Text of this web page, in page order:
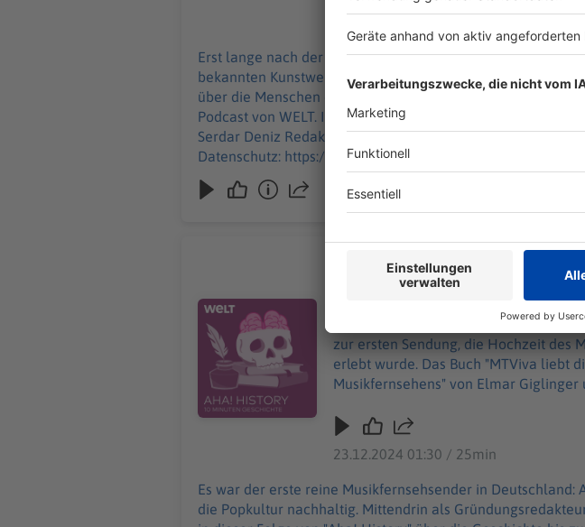
Erst lange nach der Entstehung des Homo Sapiens
bekannten Kunstwerke der Welt wurden in Deutschland
über die Menschen damals? Darum geht es in „Aha! History“. "Aha! History – Zehn Minuten Geschichte" ist der neue History-
Podcast von WELT. Immer montags und donnerstags ab 6 Uhr. Wir freuen uns über Feedback an history@welt.de.
Serdar Deniz Redaktion, Moderation: Viola Koegst Impressum: https://www.welt.de/services/article7893735/Impressum.html
Datenschutz: https://www.welt.de/services/
Audiotitel - "Zu geil für diese Welt"? Viva und die wilde Zeit
"Zu geil für diese Welt"? Viva und
Es war der erste reine
Sendung und prägte die Popkultur
Giglinger. Im Gespräch mit Wim Orth
zur ersten Sendung, die Hochzeit des
erlebt wurde. Das Buch "MTViva liebt dich! Die elektrisierende Geschichte des deutschen
Musikfernsehens" von Elmar
wie Musikfernsehen Generationen
"Aha! History – Zehn Minuten
donnerstags ab 6 Uhr. Wir freuen uns über Feedback an history@welt.de. Produktion: Serdar Deniz
Host/Redaktion: Wim Orth Impressum: https://www.welt.de/services/article7893735/Impressum.html
Datenschutz: https://www.welt.de/
23.12.2024 01:30 / 25min
Es war der erste reine Musikfernsehsender in
die Popkultur nachhaltig. Mittendrin als